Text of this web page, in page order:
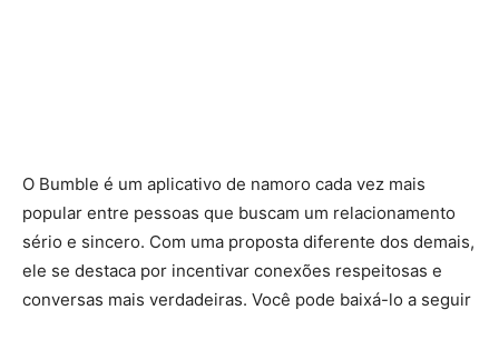
O Bumble é um aplicativo de namoro cada vez mais
popular entre pessoas que buscam um relacionamento
sério e sincero. Com uma proposta diferente dos demais,
ele se destaca por incentivar conexões respeitosas e
conversas mais verdadeiras. Você pode baixá-lo a seguir